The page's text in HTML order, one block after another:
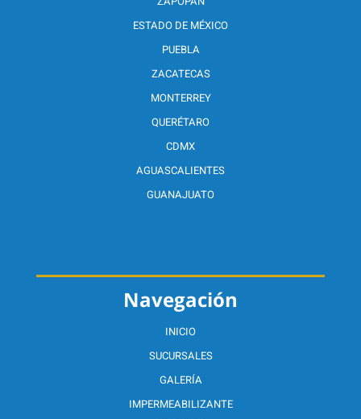
Navegación
INICIO
SUCURSALES
GALERÍA
IMPERMEABILIZANTE
ESTADO DE MÉXICO
PUEBLA
ZACATECAS
MONTERREY
QUERÉTARO
CDMX
AGUASCALIENTES
GUANAJUATO